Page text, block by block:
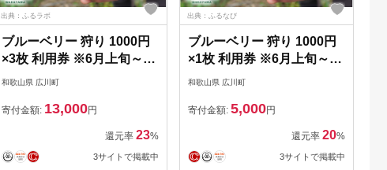
出典：ふるラボ
ブルーベリー 狩り 1000円
×3枚 利用券 ※6月上旬～7
月下旬 開催！ 食べ放題 時
比べをお楽しみください♪ /
ハイブッシュ ラビットアイ
ファミリー カップル 女性
におすすめ♪【asa911-
和歌山県 広川町
寄付金額: 13,000円
還元率 23%
3サイトで掲載中
出典：ふるなび
ブルーベリー 狩り 1000円
×1枚 利用券 ※6月上旬～7
月下旬 開催！ 食べ放題 時
比べをお楽しみください♪ /
ハイブッシュ ラビットアイ
ファミリー カップル 女性
におすすめ♪【asa911-
和歌山県 広川町
寄付金額: 5,000円
還元率 20%
3サイトで掲載中